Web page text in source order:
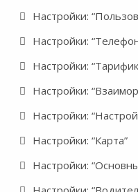
Настройки:
Настройки:
Настройки:
Настройки:
Настройки:
Настройки: “Карта”
Настройки: